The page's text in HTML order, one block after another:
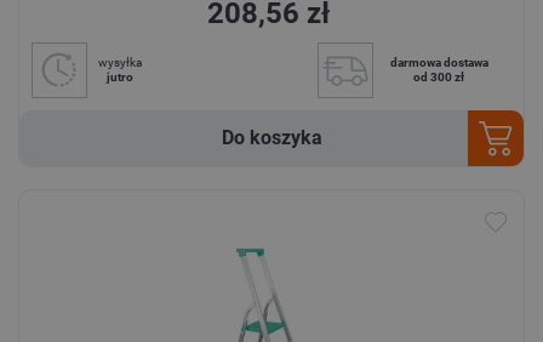
208,56 zł
wysyłka
jutro
darmowa dostawa
od 300 zł
Do koszyka